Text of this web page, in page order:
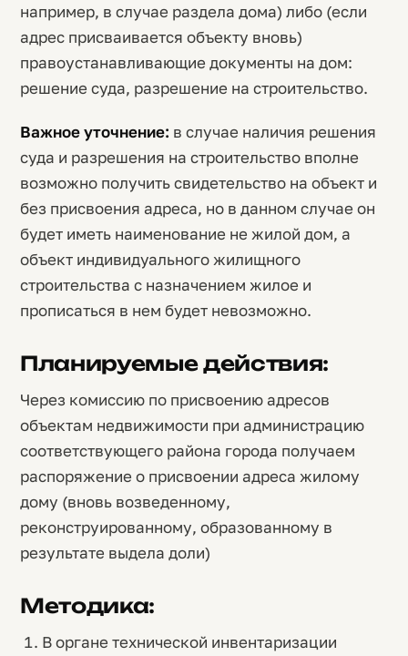
например, в случае раздела дома) либо (если
адрес присваивается объекту вновь)
правоустанавливающие документы на дом:
решение суда, разрешение на строительство.
Важное уточнение: в случае наличия решения
суда и разрешения на строительство вполне
возможно получить свидетельство на объект и
без присвоения адреса, но в данном случае он
будет иметь наименование не жилой дом, а
объект индивидуального жилищного
строительства с назначением жилое и
прописаться в нем будет невозможно.
Планируемые действия:
Через комиссию по присвоению адресов
объектам недвижимости при администрацию
соответствующего района города получаем
распоряжение о присвоении адреса жилому
дому (вновь возведенному,
реконструированному, образованному в
результате выдела доли)
Методика:
В органе технической инвентаризации